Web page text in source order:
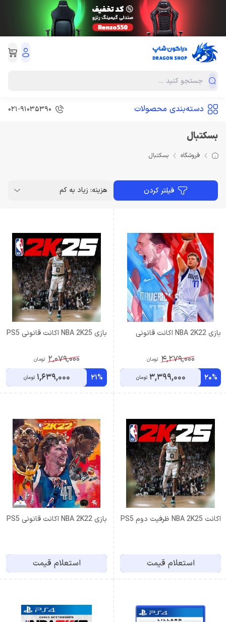
دسته‌بندی محصولات 021-91035390
بسکتبال
فروشگاه بسکتبال
فیلتر کردن هزینه: زیاد به کم
بازی NBA 2K22 اکانت قانونی
4,279,000 تومان
20%
3,399,000 تومان
بازی NBA 2K25 اکانت قانونی PS5
2,079,000 تومان
21%
1,639,000 تومان
اكانت NBA 2K25 ظرفيت دوم PS5
استعلام قیمت
بازی NBA 2K22 اکانت قانونی PS5
استعلام قیمت